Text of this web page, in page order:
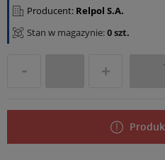
Producent: Relpol S.A.
Stan w magazynie:0 szt.